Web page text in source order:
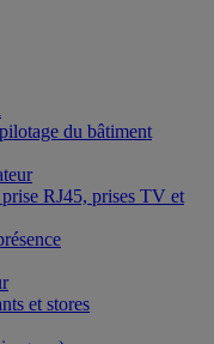
du bâtiment
RJ45, prises TV et
et stores